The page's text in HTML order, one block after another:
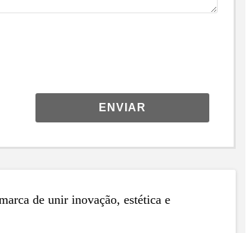
ENVIAR
de unir inovação, estética e